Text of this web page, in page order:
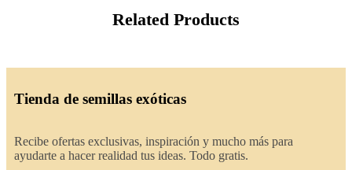
Related Products
Tienda de semillas exóticas
Recibe ofertas exclusivas, inspiración y mucho más para
ayudarte a hacer realidad tus ideas. Todo gratis.